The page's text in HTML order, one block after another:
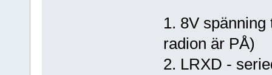
1. 8V
radion är PÅ)
2. LRXD -